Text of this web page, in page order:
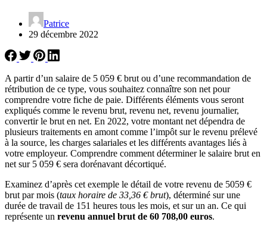
Patrice
29 décembre 2022
A partir d’un salaire de 5 059 € brut ou d’une recommandation de
rétribution de ce type, vous souhaitez connaître son net pour
comprendre votre fiche de paie. Différents éléments vous seront
expliqués comme le revenu brut, revenu net, revenu journalier,
convertir le brut en net. En 2022, votre montant net dépendra de
plusieurs traitements en amont comme l’impôt sur le revenu prélevé
à la source, les charges salariales et les différents avantages liés à
votre employeur. Comprendre comment déterminer le salaire brut en
net sur 5 059 € sera dorénavant décortiqué.
Examinez d’après cet exemple le détail de votre revenu de 5059 €
brut par mois (taux horaire de 33,36 € brut), déterminé sur une
durée de travail de 151 heures tous les mois, et sur un an. Ce qui
représente un revenu annuel brut de 60 708,00 euros.